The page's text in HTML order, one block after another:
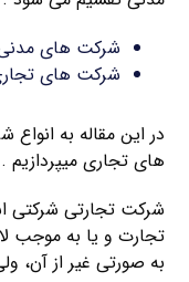
شرکت های
شرکت های
در این مقاله به
های تجاری میپردازیم .
شرکت تجارتی شرکتی
به صورتی غیر از آن،